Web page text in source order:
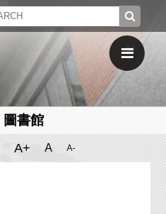
圖書館
A+ A A-